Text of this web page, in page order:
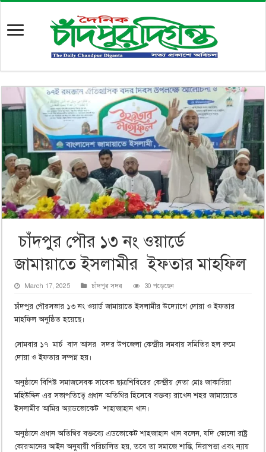
চাঁদপুর পৌর ১৩ নং ওয়ার্ডে
জামায়াতে ইসলামীর ইফতার মাহফিল
March 17, 2025 চাঁদপুর সদর 30 পড়েছেন
চাঁদপুর পৌরসভার ১৩ নং ওয়ার্ড জামায়াতে ইসলামীর উদ্যোগে দোয়া ও ইফতার
মাহফিল অনুষ্ঠিত হয়েছে।
সোমবার ১৭ মার্চ বাদ আসর সদর উপজেলা কেন্দ্রীয় সমবায় সমিতির হল রুমে
দোয়া ও ইফতার সম্পন্ন হয়।
অনুষ্ঠানে বিশিষ্ট সমাজসেবক সাবেক ছাত্রশিবিরের কেন্দ্রীয় নেতা মোঃ জাকারিয়া
মহিউদ্দিন এর সভাপতিত্বে প্রধান অতিথির হিসেবে বক্তব্য রাখেন শহর জামায়েতে
ইসলামীর আমির অ্যাডভোকেট শাহাজাহান খান।
অনুষ্ঠানে প্রধান অতিথির বক্তব্যে এডভোকেট শাহজাহান খান বলেন, যদি কোনো রাষ্ট্র
কোরআনের আইন অনুযায়ী পরিচালিত হয়, তবে তা সমাজে শান্তি, নিরাপত্তা এবং ন্যায়